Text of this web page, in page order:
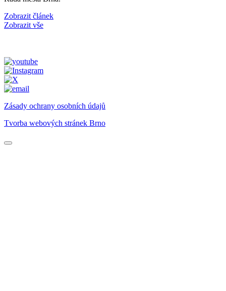
Zobrazit článek
Zobrazit vše
Zásady ochrany osobních údajů
Tvorba webových stránek Brno